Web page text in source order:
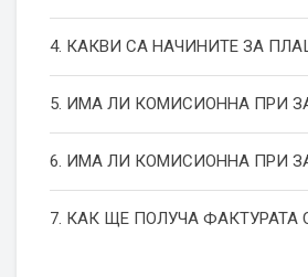
4. КАКВИ СА НАЧИНИТЕ ЗА
5. ИМА ЛИ КОМИСИОННА ПРИ
6. ИМА ЛИ КОМИСИОННА ПРИ
7. КАК ЩЕ ПОЛУЧА ФАКТУРАТА